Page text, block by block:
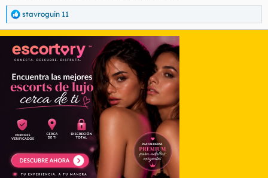
R
e
a
c
c
o
n
stavroguin 11